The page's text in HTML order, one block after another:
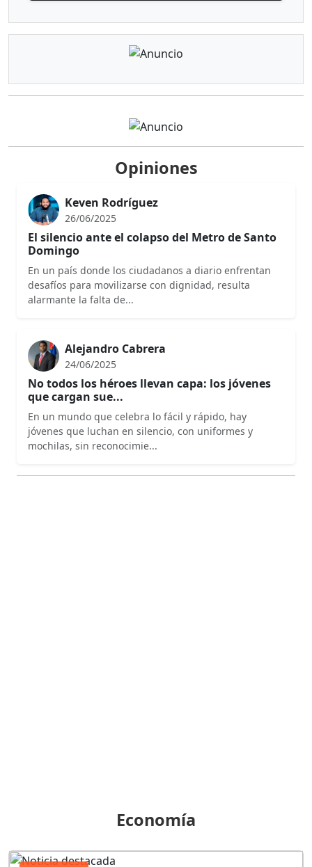
Opiniones
Keven Rodríguez
26/06/2025
El silencio ante el colapso del Metro de Santo
Domingo
En un país donde los ciudadanos a diario enfrentan
desafíos para movilizarse con dignidad, resulta
alarmante la falta de...
Alejandro Cabrera
24/06/2025
No todos los héroes llevan capa: los jóvenes
que cargan sue...
En un mundo que celebra lo fácil y rápido, hay
jóvenes que luchan en silencio, con uniformes y
mochilas, sin reconocimie...
Economía